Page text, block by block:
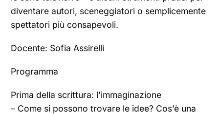
diventare autori, sceneggiatori o semplicemente
spettatori più consapevoli.
Docente: Sofia Assirelli
Programma
Prima della scrittura: l’immaginazione
– Come si possono trovare le idee? Cos’è una